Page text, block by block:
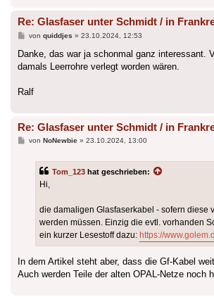
Re: Glasfaser unter Schmidt / in
Beitrag
von quiddjes » 23.10.2024, 12:53
Danke, das war ja schonmal ganz interessant.
damals Leerrohre verlegt worden wären.
Ralf
Re: Glasfaser unter Schmidt / in
Beitrag
von NoNewbie» 23.10.2024, 13:00
Tom_123 hat geschrieben:
Hi,
die damaligen Glasfaserkabel - sofern diese
werden müssen. Einzig die evtl. vorhanden
ein kurzer Lesestoff dazu: https://
In dem Artikel steht aber, dass die Gf-Kabel
Auch werden Teile der alten OPAL-Netze noch